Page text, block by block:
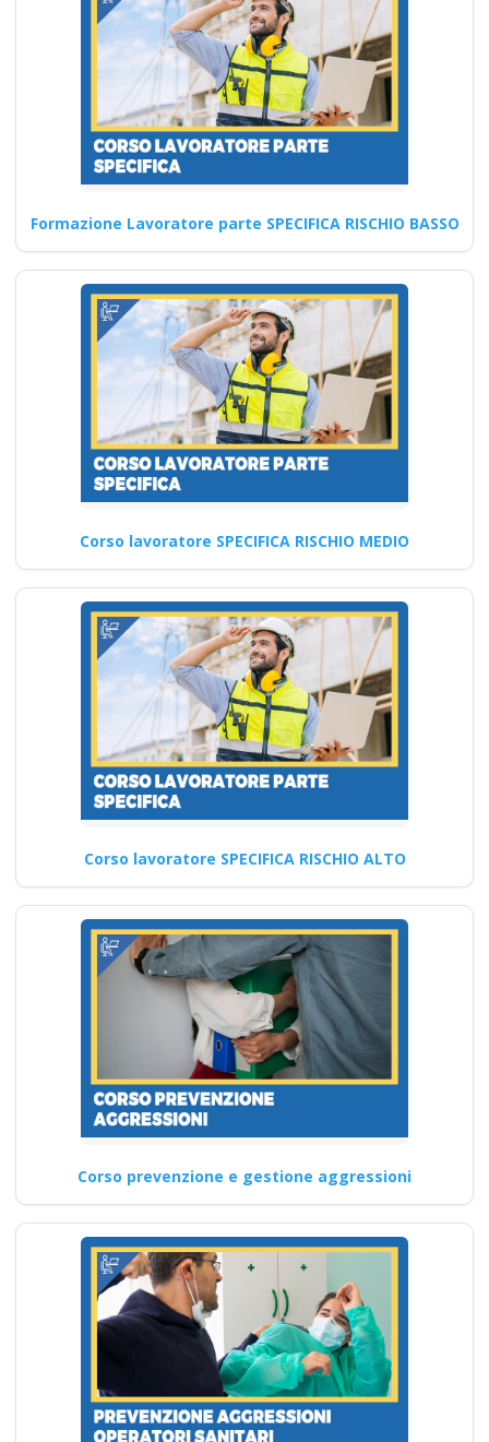
rischio basso medio
alto
Corsi per il rinnovo patentino
del muletto e degli altri mezzi:
normativa…
Sicurezza e Salute
sul Lavoro:
Formazione
Completa per i
Lavoratori
Approfondimenti sul Corso di
Rischio: Obiettivi e finalità…
Formazione Lavoratore parte SPECIFICA RISCHIO BASSO
Corso lavoratore SPECIFICA RISCHIO MEDIO
Corso lavoratore SPECIFICA RISCHIO ALTO
Corso prevenzione e gestione aggressioni